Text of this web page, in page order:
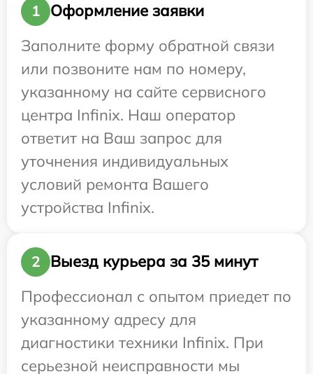
1
Оформление заявки
Заполните форму обратной связи
или позвоните нам по номеру,
указанному на сайте сервисного
центра Infinix. Наш оператор
ответит на Ваш запрос для
уточнения индивидуальных
условий ремонта Вашего
устройства Infinix.
2
Выезд курьера за 35 минут
Профессионал с опытом приедет по
указанному адресу для
диагностики техники Infinix. При
серьезной неисправности мы